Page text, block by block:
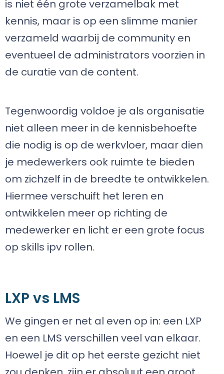
is niet één grote verzamelbak met
kennis, maar is op een slimme manier
verzameld waarbij de community en
eventueel de administrators voorzien in
de curatie van de content.
Tegenwoordig voldoe je als organisatie
niet alleen meer in de kennisbehoefte
die nodig is op de werkvloer, maar dien
je medewerkers ook ruimte te bieden
om zichzelf in de breedte te ontwikkelen.
Hiermee verschuift het leren en
ontwikkelen meer op richting de
medewerker en licht er een grote focus
op skills ipv rollen.
LXP vs LMS
We gingen er net al even op in: een LXP
en een LMS verschillen veel van elkaar.
Hoewel je dit op het eerste gezicht niet